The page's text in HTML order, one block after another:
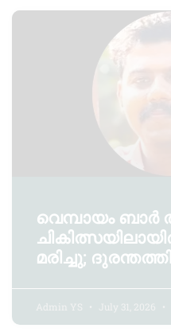
വെമ്പായം ബാർ
മരിച്ചു;
Admin YS July 31, 2026